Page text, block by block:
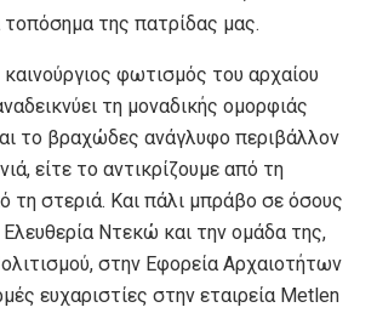
τοπόσημα της πατρίδας μας.
φωτισμός του αρχαίου
τη μοναδικής ομορφιάς
το βραχώδες ανάγλυφο περιβάλλον
είτε το αντικρίζουμε από τη
τη στεριά. Και πάλι μπράβο σε όσους
Ντεκώ και την ομάδα της,
στην Εφορεία Αρχαιοτήτων
ευχαριστίες στην εταιρεία Metlen